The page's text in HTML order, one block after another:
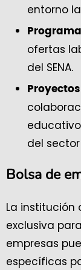
entorno
ofertas
del SENA.
del
Bolsa de
La institución
exclusiva
empresas
específicas